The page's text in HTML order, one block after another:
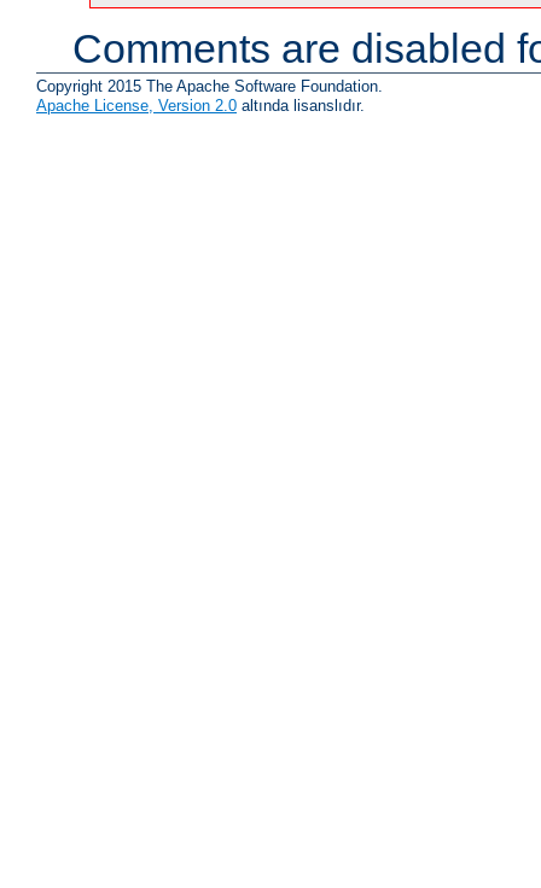
Comments are disabled
Copyright 2015 The Apache Software Foundation.
Apache License, Version 2.0 altında lisanslıdır.